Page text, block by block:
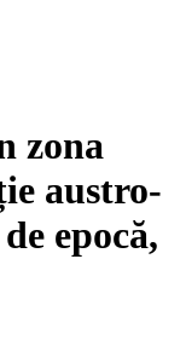
zona
austro-
epocă,